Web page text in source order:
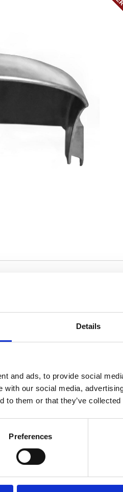
Details
and ads, to provide social
with our social media,
to them or that they’ve
Preferences
00-07.
Equalizer (if required).